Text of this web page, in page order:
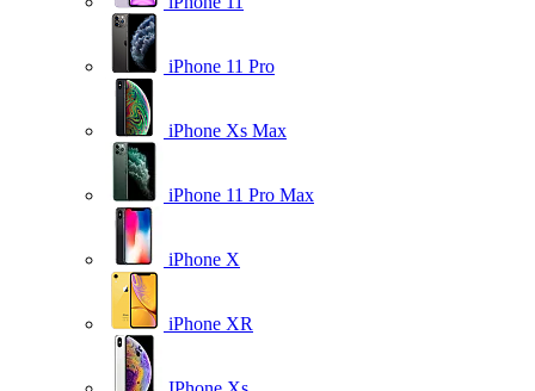
iPhone 11 Pro
iPhone Xs Max
iPhone 11 Pro Max
iPhone X
iPhone XR